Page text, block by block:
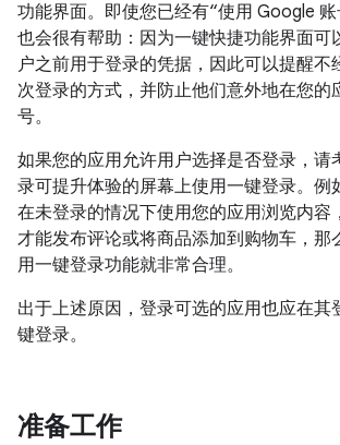
功能界面。即使您已经有“使用 Google
也会很有帮助：因为一键快捷功能界面可
户之前用于登录的凭据，因此可以提醒不
次登录的方式，并防止他们意外地在您的
号。
如果您的应用允许用户选择是否登录，请
录可提升体验的屏幕上使用一键登录。例
在未登录的情况下使用您的应用浏览内容
才能发布评论或将商品添加到购物车，那
用一键登录功能就非常合理。
出于上述原因，登录可选的应用也应在其
键登录。
准备工作